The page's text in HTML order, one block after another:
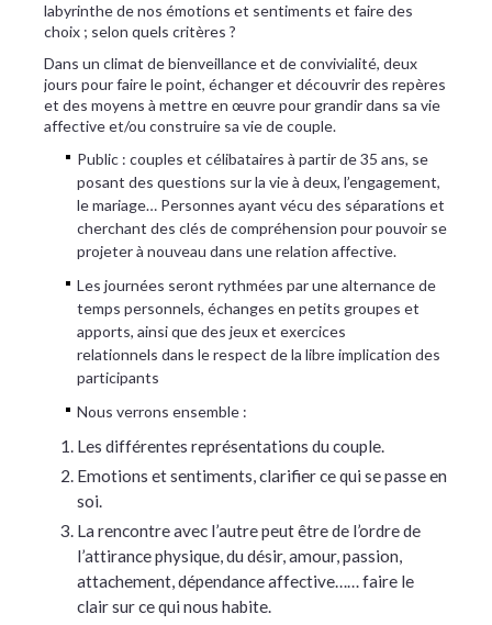
labyrinthe de nos émotions et sentiments et faire des
choix ; selon quels critères ?
Dans un climat de bienveillance et de convivialité, deux
jours pour faire le point, échanger et découvrir des repères
et des moyens à mettre en œuvre pour grandir dans sa vie
affective et/ou construire sa vie de couple.
Public : couples et célibataires à partir de 35 ans, se
posant des questions sur la vie à deux, l’engagement,
le mariage… Personnes ayant vécu des séparations et
cherchant des clés de compréhension pour pouvoir se
projeter à nouveau dans une relation affective.
Les journées seront rythmées par une alternance de
temps personnels, échanges en petits groupes et
apports, ainsi que des jeux et exercices
relationnels dans le respect de la libre implication des
participants
Nous verrons ensemble :
Les différentes représentations du couple.
Emotions et sentiments, clarifier ce qui se passe en
soi.
La rencontre avec l’autre peut être de l’ordre de
l’attirance physique, du désir, amour, passion,
attachement, dépendance affective…… faire le
clair sur ce qui nous habite.